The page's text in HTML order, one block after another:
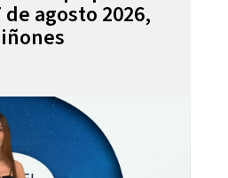
de agosto 2026,